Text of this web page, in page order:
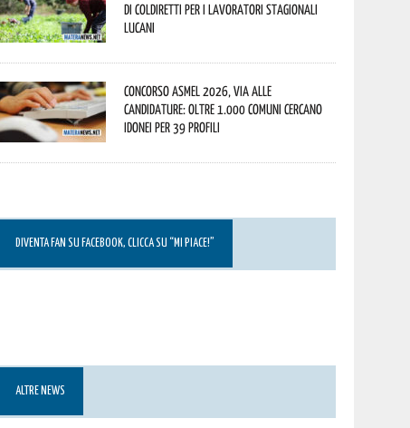
di Coldiretti per i lavoratori stagionali
lucani
Concorso Asmel 2026, via alle
candidature: oltre 1.000 Comuni cercano
idonei per 39 profili
DIVENTA FAN SU FACEBOOK, CLICCA SU “MI PIACE!”
ALTRE NEWS